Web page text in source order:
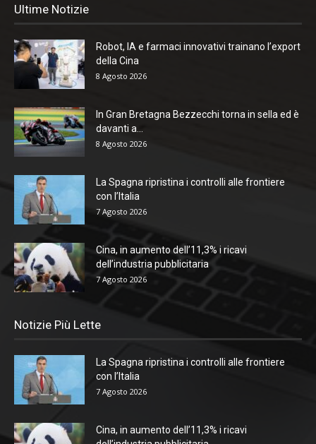
Ultime Notizie
Robot, IA e farmaci innovativi trainano l’export
della Cina
8 Agosto 2026
In Gran Bretagna Bezzecchi torna in sella ed è
davanti a...
8 Agosto 2026
La Spagna ripristina i controlli alle frontiere
con l’Italia
7 Agosto 2026
Cina, in aumento dell’11,3% i ricavi
dell’industria pubblicitaria
7 Agosto 2026
Notizie Più Lette
La Spagna ripristina i controlli alle frontiere
con l’Italia
7 Agosto 2026
Cina, in aumento dell’11,3% i ricavi